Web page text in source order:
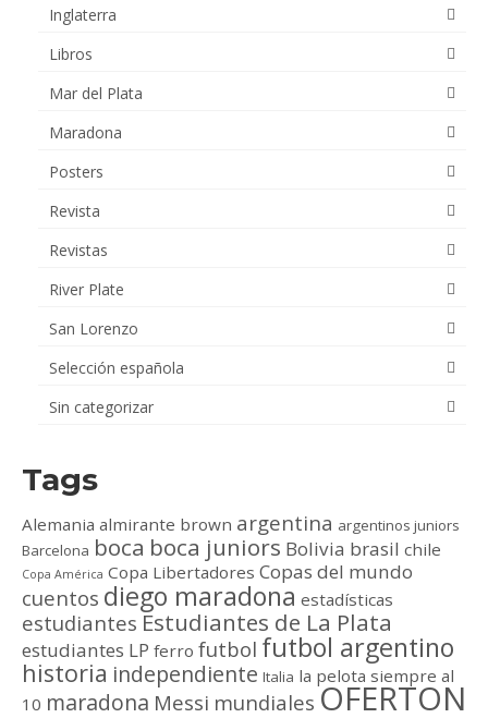
Inglaterra
Libros
Mar del Plata
Maradona
Posters
Revista
Revistas
River Plate
San Lorenzo
Selección española
Sin categorizar
Tags
Alemania almirante brown argentina argentinos juniors
Barcelona boca boca juniors Bolivia brasil chile
Copa América Copa Libertadores Copas del mundo
cuentos diego maradona estadísticas
estudiantes Estudiantes de La Plata
estudiantes LP ferro futbol futbol argentino
historia independiente Italia la pelota siempre al
10 maradona Messi mundiales OFERTON